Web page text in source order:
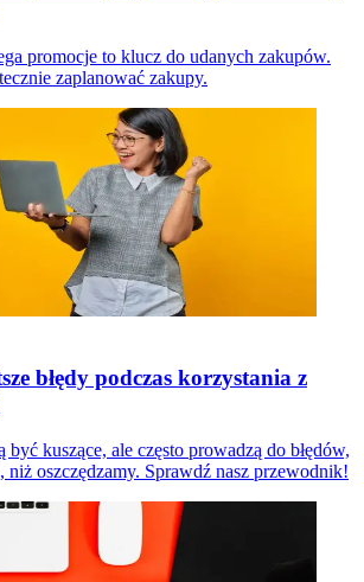
promocje to klucz do udanych zakupów.
zaplanować zakupy.
błędy podczas korzystania z
być kuszące, ale często prowadzą do błędów,
niż oszczędzamy. Sprawdź nasz przewodnik!